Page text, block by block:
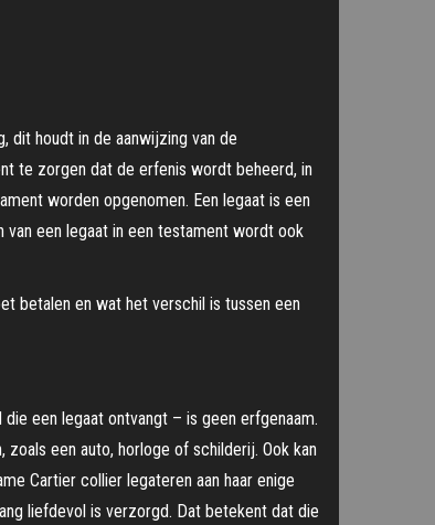
dit houdt in de aanwijzing van de
te zorgen dat de erfenis wordt beheerd, in
worden opgenomen. Een legaat is een
een legaat in een testament wordt ook
betalen en wat het verschil is tussen een
een legaat ontvangt – is geen erfgenaam.
een auto, horloge of schilderij. Ook kan
Cartier collier legateren aan haar enige
liefdevol is verzorgd. Dat betekent dat die